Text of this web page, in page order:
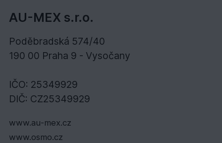
AU-MEX s.r.o.
Poděbradská 574/40
190 00 Praha 9 - Vysočany
IČO: 25349929
DIČ: CZ25349929
www.au-mex.cz
www.osmo.cz